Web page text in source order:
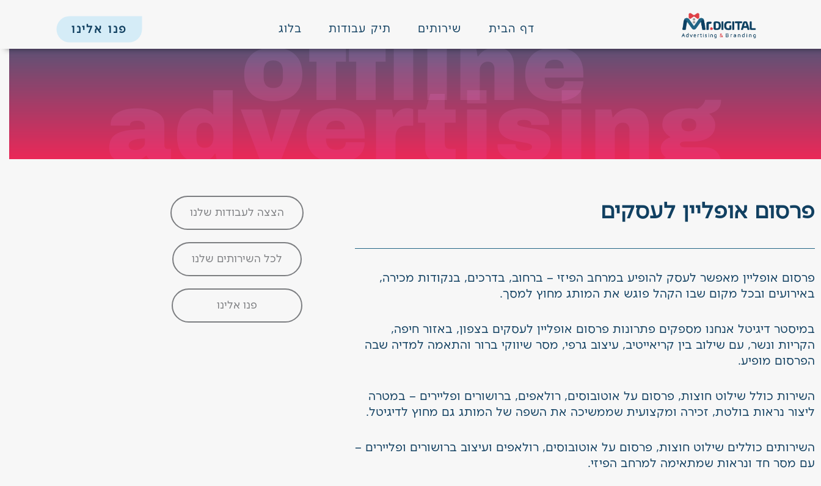
דף הבית שירותים תיק עבודות בלוג פנו אלינו offline
advertising
פרסום אופליין לעסקים
פרסום אופליין מאפשר לעסק להופיע במרחב הפיזי – ברחוב, בדרכים, בנקודות מכירה,
באירועים ובכל מקום שבו הקהל פוגש את המותג מחוץ למסך.
במיסטר דיגיטל אנחנו מספקים פתרונות פרסום אופליין לעסקים בצפון, באזור חיפה,
הקריות ונשר, עם שילוב בין קריאייטיב, עיצוב גרפי, מסר שיווקי ברור והתאמה למדיה שבה
הפרסום מופיע.
השירות כולל שילוט חוצות, פרסום על אוטובוסים, רולאפים, ברושורים ופליירים – במטרה
ליצור נראות בולטת, זכירה ומקצועית שממשיכה את השפה של המותג גם מחוץ לדיגיטל.
השירותים כוללים שילוט חוצות, פרסום על אוטובוסים, רולאפים ועיצוב ברושורים ופליירים –
עם מסר חד ונראות שמתאימה למרחב הפיזי.
הצצה לעבודות שלנו
לכל השירותים שלנו
פנו אלינו